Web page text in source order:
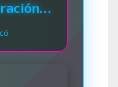
La Nueva Generación Del Sistema